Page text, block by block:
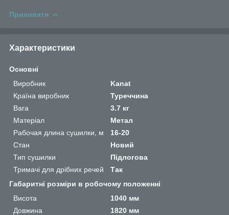
Приховати
Характеристики
Основні
Виробник
Kanat
Країна виробник
Туреччина
Вага
3.7 кг
Матеріал
Метал
Рабочая длина сушилки, м
16-20
Стан
Новий
Тип сушилки
Підлогова
Тримачі для дрібних речей
Так
Габаритні розміри в робочому положенні
Висота
1040 мм
Довжина
1820 мм